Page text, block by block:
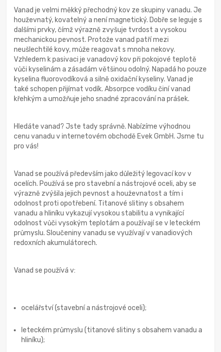
Vanad je velmi měkký přechodný kov ze skupiny vanadu. Je
houževnatý, kovatelný a není magnetický. Dobře se leguje s
dalšími prvky, čímž výrazně zvyšuje tvrdost a vysokou
mechanickou pevnost. Protože vanad patří mezi
neušlechtilé kovy, může reagovat s mnoha nekovy.
Vzhledem k pasivaci je vanadový kov při pokojové teplotě
vůči kyselinám a zásadám většinou odolný. Napadá ho pouze
kyselina fluorovodíková a silně oxidační kyseliny. Vanad je
také schopen přijímat vodík. Absorpce vodíku činí vanad
křehkým a umožňuje jeho snadné zpracování na prášek.
Hledáte vanad? Jste tady správně. Nabízíme výhodnou
cenu vanadu v internetovém obchodě Evek GmbH. Jsme tu
pro vás!
Vanad se používá především jako důležitý legovací kov v
ocelích. Používá se pro stavební a nástrojové oceli, aby se
výrazně zvýšila jejich pevnost a houževnatost a tím i
odolnost proti opotřebení. Titanové slitiny s obsahem
vanadu a hliníku vykazují vysokou stabilitu a vynikající
odolnost vůči vysokým teplotám a používají se v leteckém
průmyslu. Sloučeniny vanadu se využívají v vanadiových
redoxních akumulátorech.
Vanad se používá v:
ocelářství (stavební a nástrojové oceli);
leteckém průmyslu (titanové slitiny s obsahem vanadu a
hliníku);